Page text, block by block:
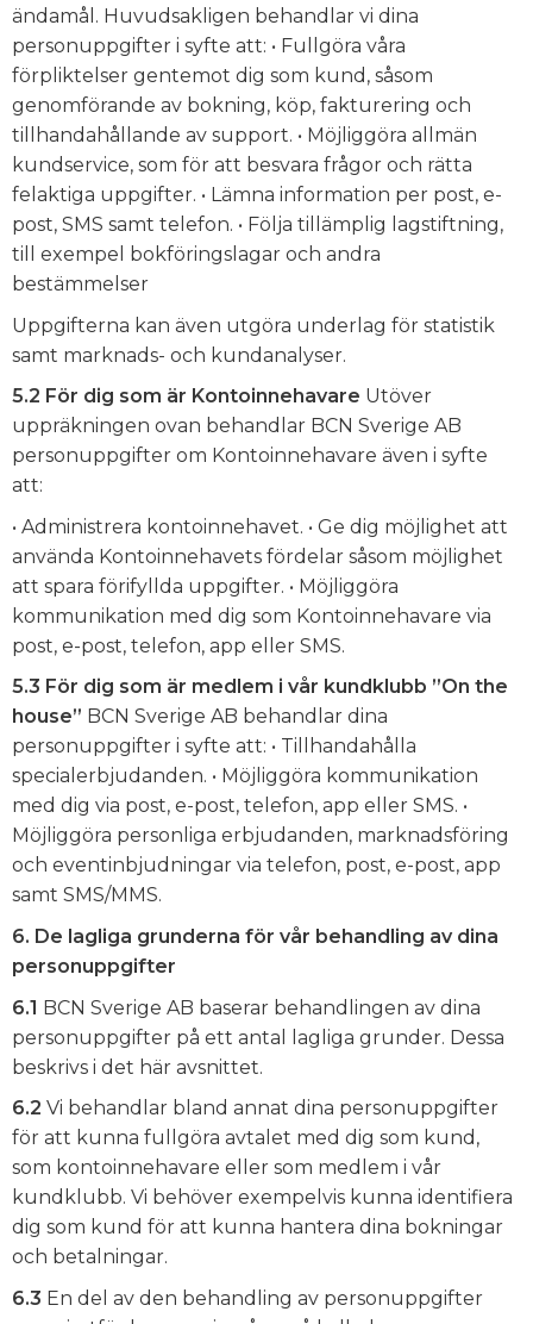
ändamål. Huvudsakligen behandlar vi dina
personuppgifter i syfte att: • Fullgöra våra
förpliktelser gentemot dig som kund, såsom
genomförande av bokning, köp, fakturering och
tillhandahållande av support. • Möjliggöra allmän
kundservice, som för att besvara frågor och rätta
felaktiga uppgifter. • Lämna information per post, e-
post, SMS samt telefon. • Följa tillämplig lagstiftning,
till exempel bokföringslagar och andra
bestämmelser
Uppgifterna kan även utgöra underlag för statistik
samt marknads- och kundanalyser.
5.2 För dig som är Kontoinnehavare Utöver
uppräkningen ovan behandlar BCN Sverige AB
personuppgifter om Kontoinnehavare även i syfte
att:
• Administrera kontoinnehavet. • Ge dig möjlighet att
använda Kontoinnehavets fördelar såsom möjlighet
att spara förifyllda uppgifter. • Möjliggöra
kommunikation med dig som Kontoinnehavare via
post, e-post, telefon, app eller SMS.
5.3 För dig som är medlem i vår kundklubb ”On the
house” BCN Sverige AB behandlar dina
personuppgifter i syfte att: • Tillhandahålla
specialerbjudanden. • Möjliggöra kommunikation
med dig via post, e-post, telefon, app eller SMS. •
Möjliggöra personliga erbjudanden, marknadsföring
och eventinbjudningar via telefon, post, e-post, app
samt SMS/MMS.
6. De lagliga grunderna för vår behandling av dina
personuppgifter
6.1 BCN Sverige AB baserar behandlingen av dina
personuppgifter på ett antal lagliga grunder. Dessa
beskrivs i det här avsnittet.
6.2 Vi behandlar bland annat dina personuppgifter
för att kunna fullgöra avtalet med dig som kund,
som kontoinnehavare eller som medlem i vår
kundklubb. Vi behöver exempelvis kunna identifiera
dig som kund för att kunna hantera dina bokningar
och betalningar.
6.3 En del av den behandling av personuppgifter